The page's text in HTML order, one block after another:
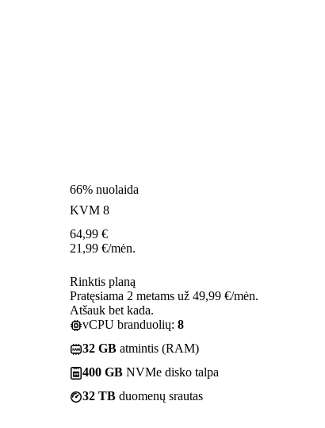
66% nuolaida
KVM 8
64,99 €
21,99 €/mėn.
Rinktis planą
Pratęsiama 2 metams už 49,99 €/mėn.
Atšauk bet kada.
vCPU branduolių: 8
32 GB atmintis (RAM)
400 GB NVMe disko talpa
32 TB duomenų srautas